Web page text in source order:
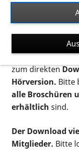
Ort. Nutzen Sie
nach Flyern und
suchen. Die
verschiedenen
postalischen
zum direkten
Hörversion. Bitte
alle Broschüren
erhältlich sind.
Der Download
Mitglieder. Bitte